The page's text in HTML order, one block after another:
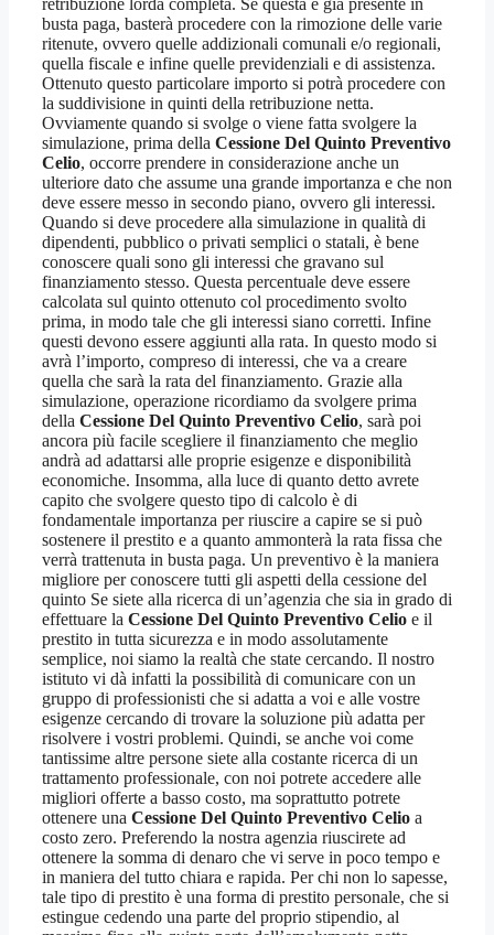
busta paga, basterà procedere con la rimozione delle varie
ritenute, ovvero quelle addizionali comunali e/o regionali,
quella fiscale e infine quelle previdenziali e di assistenza.
Ottenuto questo particolare importo si potrà procedere con
la suddivisione in quinti della retribuzione netta.
Ovviamente quando si svolge o viene fatta svolgere la
simulazione, prima della Cessione Del Quinto Preventivo
Celio, occorre prendere in considerazione anche un
ulteriore dato che assume una grande importanza e che non
deve essere messo in secondo piano, ovvero gli interessi.
Quando si deve procedere alla simulazione in qualità di
dipendenti, pubblico o privati semplici o statali, è bene
conoscere quali sono gli interessi che gravano sul
finanziamento stesso. Questa percentuale deve essere
calcolata sul quinto ottenuto col procedimento svolto
prima, in modo tale che gli interessi siano corretti. Infine
questi devono essere aggiunti alla rata. In questo modo si
avrà l’importo, compreso di interessi, che va a creare
quella che sarà la rata del finanziamento. Grazie alla
simulazione, operazione ricordiamo da svolgere prima
della Cessione Del Quinto Preventivo Celio, sarà poi
ancora più facile scegliere il finanziamento che meglio
andrà ad adattarsi alle proprie esigenze e disponibilità
economiche. Insomma, alla luce di quanto detto avrete
capito che svolgere questo tipo di calcolo è di
fondamentale importanza per riuscire a capire se si può
sostenere il prestito e a quanto ammonterà la rata fissa che
verrà trattenuta in busta paga. Un preventivo è la maniera
migliore per conoscere tutti gli aspetti della cessione del
quinto Se siete alla ricerca di un’agenzia che sia in grado di
effettuare la Cessione Del Quinto Preventivo Celio e il
prestito in tutta sicurezza e in modo assolutamente
semplice, noi siamo la realtà che state cercando. Il nostro
istituto vi dà infatti la possibilità di comunicare con un
gruppo di professionisti che si adatta a voi e alle vostre
esigenze cercando di trovare la soluzione più adatta per
risolvere i vostri problemi. Quindi, se anche voi come
tantissime altre persone siete alla costante ricerca di un
trattamento professionale, con noi potrete accedere alle
migliori offerte a basso costo, ma soprattutto potrete
ottenere una Cessione Del Quinto Preventivo Celio a
costo zero. Preferendo la nostra agenzia riuscirete ad
ottenere la somma di denaro che vi serve in poco tempo e
in maniera del tutto chiara e rapida. Per chi non lo sapesse,
tale tipo di prestito è una forma di prestito personale, che si
estingue cedendo una parte del proprio stipendio, al